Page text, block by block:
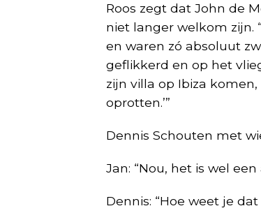
Roos zegt dat John de
niet langer welkom zijn.
en waren zó absoluut
geflikkerd en op het
zijn villa op Ibiza
oprotten.’”
Dennis Schouten met
Jan: “Nou, het is wel
Dennis: “Hoe weet je